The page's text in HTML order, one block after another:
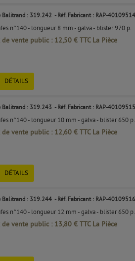
Balitrand : 319.242 - Réf. Fabricant : RAP-40109514
n°140 - longueur 8 mm - galva - blister 970 p.​
de vente public : 12,50 € TTC La Pièce
DÉTAILS
Balitrand : 319.243 - Réf. Fabricant : RAP-40109515
n°140 - longueur 10 mm - galva - blister 650 p.
de vente public : 12,60 € TTC La Pièce
DÉTAILS
Balitrand : 319.244 - Réf. Fabricant : RAP-40109516
n°140 - longueur 12 mm - galva - blister 650 p.
de vente public : 13,80 € TTC La Pièce